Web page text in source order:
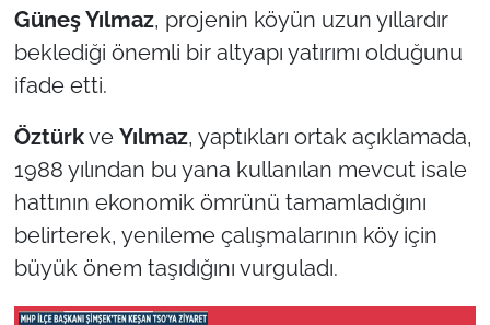
Güneş Yılmaz, projenin köyün uzun yıllardır
beklediği önemli bir altyapı yatırımı olduğunu
ifade etti.
Öztürkve Yılmaz, yaptıkları ortak açıklamada,
1988 yılından bu yana kullanılan mevcut isale
hattının ekonomik ömrünü tamamladığını
belirterek, yenileme çalışmalarının köy için
büyük önem taşıdığını vurguladı.
English News
Canlı Maç
Finans
Genel-A
Gündem-Eğitim